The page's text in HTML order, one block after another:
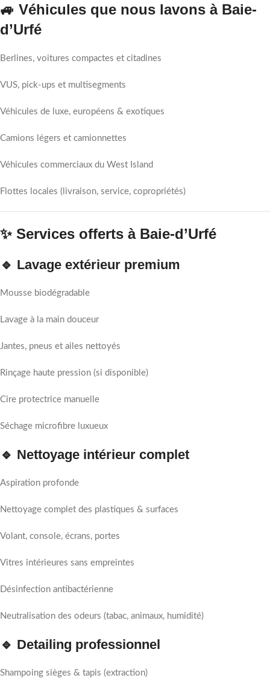
🚙 Véhicules que nous lavons à Baie-
d’Urfé
Berlines, voitures compactes et citadines
VUS, pick-ups et multisegments
Véhicules de luxe, européens & exotiques
Camions légers et camionnettes
Véhicules commerciaux du West Island
Flottes locales (livraison, service, copropriétés)
✨ Services offerts à Baie-d’Urfé
🔹 Lavage extérieur premium
Mousse biodégradable
Lavage à la main douceur
Jantes, pneus et ailes nettoyés
Rinçage haute pression (si disponible)
Cire protectrice manuelle
Séchage microfibre luxueux
🔹 Nettoyage intérieur complet
Aspiration profonde
Nettoyage complet des plastiques & surfaces
Volant, console, écrans, portes
Vitres intérieures sans empreintes
Désinfection antibactérienne
Neutralisation des odeurs (tabac, animaux, humidité)
🔹 Detailing professionnel
Shampoing sièges & tapis (extraction)